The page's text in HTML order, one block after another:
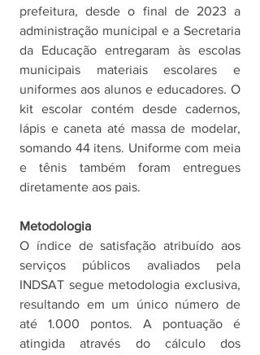
prefeitura, desde o final de 2023 a
administração municipal e a Secretaria
da Educação entregaram às escolas
municipais materiais escolares e
uniformes aos alunos e educadores. O
kit escolar contém desde cadernos,
lápis e caneta até massa de modelar,
somando 44 itens. Uniforme com meia
e tênis também foram entregues
diretamente aos pais.
Metodologia
O índice de satisfação atribuído aos
serviços públicos avaliados pela
INDSAT segue metodologia exclusiva,
resultando em um único número de
até 1.000 pontos. A pontuação é
atingida através do cálculo dos